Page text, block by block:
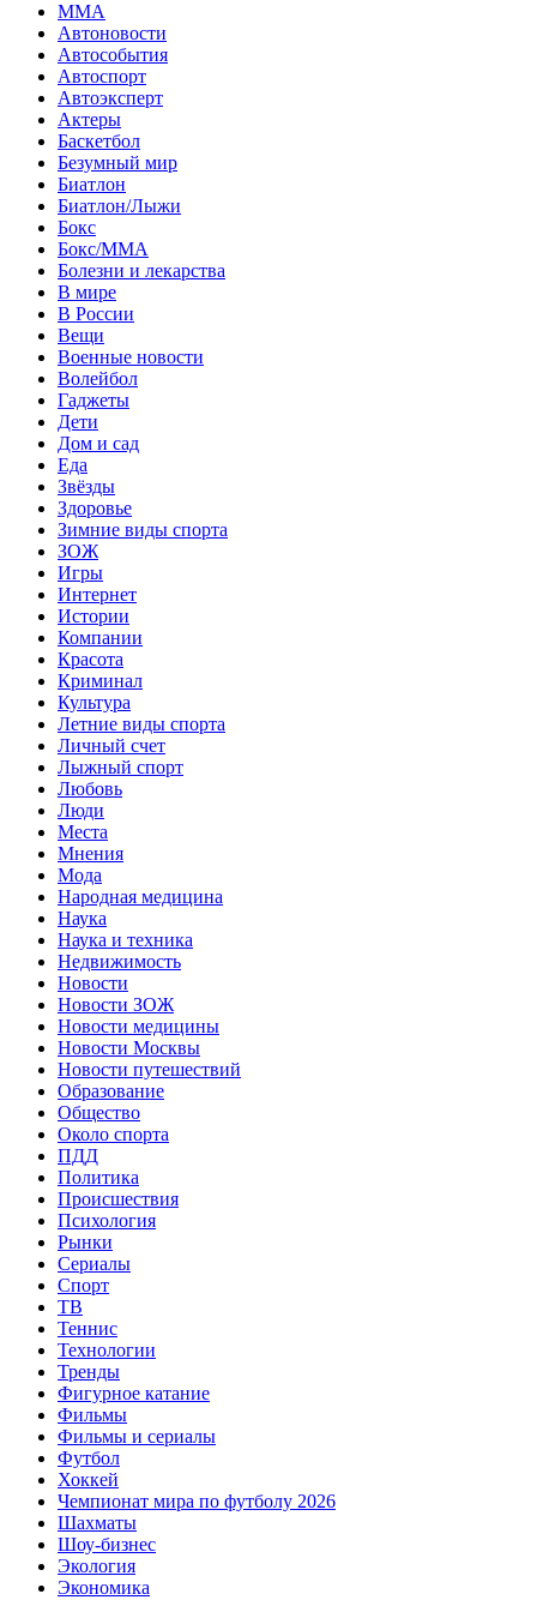
MMA
Автоновости
Автособытия
Автоспорт
Автоэксперт
Актеры
Баскетбол
Безумный мир
Биатлон
Биатлон/Лыжи
Бокс
Бокс/MMA
Болезни и лекарства
В мире
В России
Вещи
Военные новости
Волейбол
Гаджеты
Дети
Дом и сад
Еда
Звёзды
Здоровье
Зимние виды спорта
ЗОЖ
Игры
Интернет
Истории
Компании
Красота
Криминал
Культура
Летние виды спорта
Личный счет
Лыжный спорт
Любовь
Люди
Места
Мнения
Мода
Народная медицина
Наука
Наука и техника
Недвижимость
Новости
Новости ЗОЖ
Новости медицины
Новости Москвы
Новости путешествий
Образование
Общество
Около спорта
ПДД
Политика
Происшествия
Психология
Рынки
Сериалы
Спорт
ТВ
Теннис
Технологии
Тренды
Фигурное катание
Фильмы
Фильмы и сериалы
Футбол
Хоккей
Чемпионат мира по футболу 2026
Шахматы
Шоу-бизнес
Экология
Экономика